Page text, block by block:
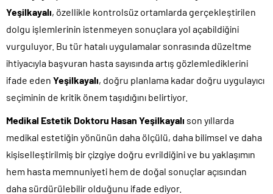
Yeşilkayalı, özellikle kontrolsüz ortamlarda gerçekleştirilen
dolgu işlemlerinin istenmeyen sonuçlara yol açabildiğini
vurguluyor. Bu tür hatalı uygulamalar sonrasında düzeltme
ihtiyacıyla başvuran hasta sayısında artış gözlemlediklerini
ifade eden Yeşilkayalı, doğru planlama kadar doğru uygulayıcı
seçiminin de kritik önem taşıdığını belirtiyor.
Medikal Estetik Doktoru Hasan Yeşilkayalı son yıllarda
medikal estetiğin yönünün daha ölçülü, daha bilimsel ve daha
kişiselleştirilmiş bir çizgiye doğru evrildiğini ve bu yaklaşımın
hem hasta memnuniyeti hem de doğal sonuçlar açısından
daha sürdürülebilir olduğunu ifade ediyor.